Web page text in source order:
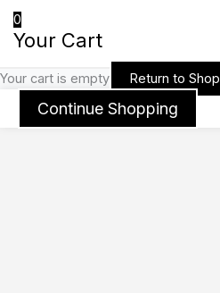
0
Your Cart
Your cart is empty Return to Shop
Continue Shopping